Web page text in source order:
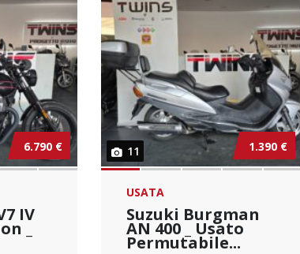
6.790 €
IV
_
11 1.390 €
USATA
Suzuki Burgman
AN 400 _ Usato
Permutabile...